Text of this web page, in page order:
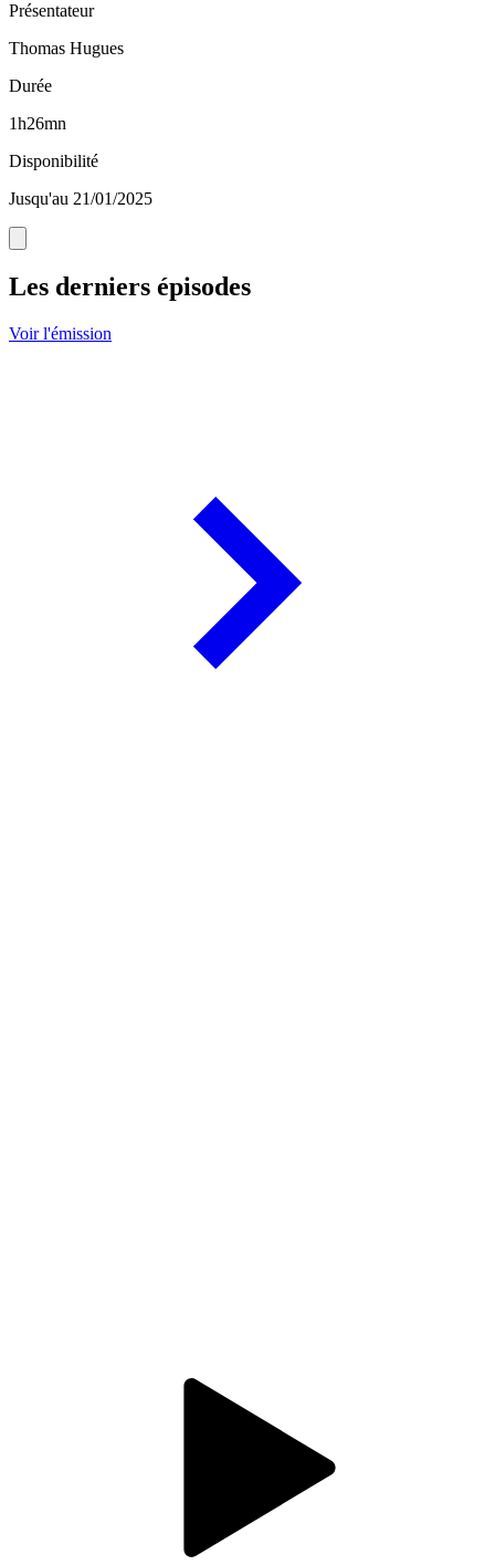
Présentateur
Thomas Hugues
Durée
1h26mn
Disponibilité
Jusqu'au 21/01/2025
Les derniers épisodes
Voir l'émission